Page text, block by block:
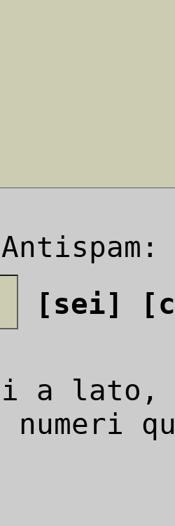
[sei]
a
numeri